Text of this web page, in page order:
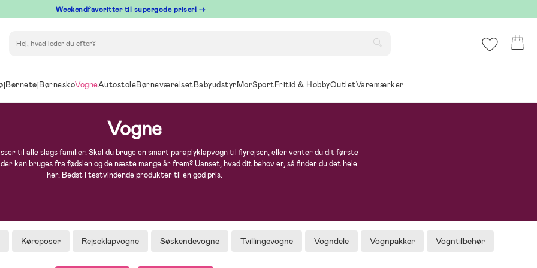
⁠ Weekendfavoritter til supergode priser! →
BørnetøjBørneskoVogneAutostoleBørneværelsetBabyudstyrMorSportFritid & HobbyOutletVaremærker
Vogne
til alle slags familier. Skal du bruge en smart paraplyklapvogn til flyrejsen, eller venter du dit første
kan bruges fra fødslen og de næste mange år frem? Uanset, hvad dit behov er, så finder du det hele
her. Bedst i testvindende produkter til en god pris.
Køreposer Rejseklapvogne Søskendevogne Tvillingevogne Vogndele Vognpakker Vogntilbehør